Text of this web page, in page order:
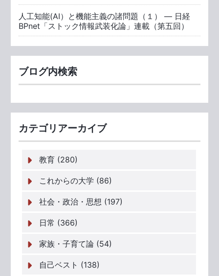
人工知能(AI）と機能主義の諸問題（１） ― 日経
BPnet「ストック情報武装化論」連載（第五回）
ブログ内検索
カテゴリアーカイブ
教育 (280)
これからの大学 (86)
社会・政治・思想 (197)
日常 (366)
家族・子育て論 (54)
自己ベスト (138)